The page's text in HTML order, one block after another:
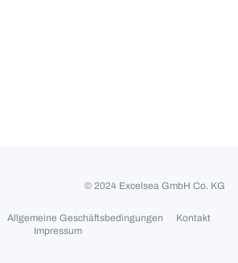
© 2024 Excelsea GmbH Co. KG
Allgemeine Geschäftsbedingungen
Kontakt
Impressum